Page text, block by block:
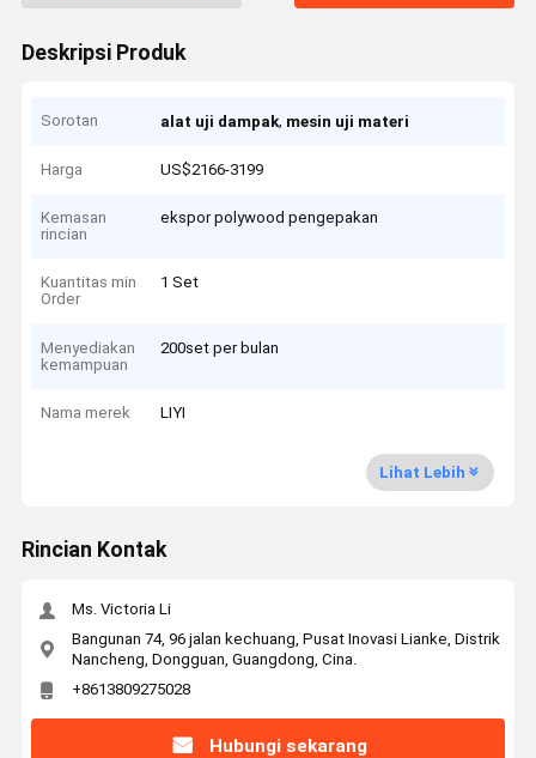
Deskripsi Produk
Sorotan alat uji dampak, mesin uji materi
Harga US$2166-3199
Kemasan
rincian
ekspor polywood pengepakan
Kuantitas min
Order
1 Set
Menyediakan
kemampuan
200set per bulan
Nama merek LIYI
Lihat Lebih
Rincian Kontak
Ms. Victoria Li
Bangunan 74, 96 jalan kechuang, Pusat Inovasi Lianke, Distrik
Nancheng, Dongguan, Guangdong, Cina.
+8613809275028
Hubungi sekarang